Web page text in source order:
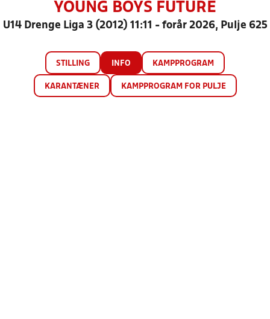
YOUNG BOYS FUTURE
U14 Drenge Liga 3 (2012) 11:11 - forår 2026, Pulje 625
STILLING INFO KAMPPROGRAM
KARANTÆNER KAMPPROGRAM FOR PULJE